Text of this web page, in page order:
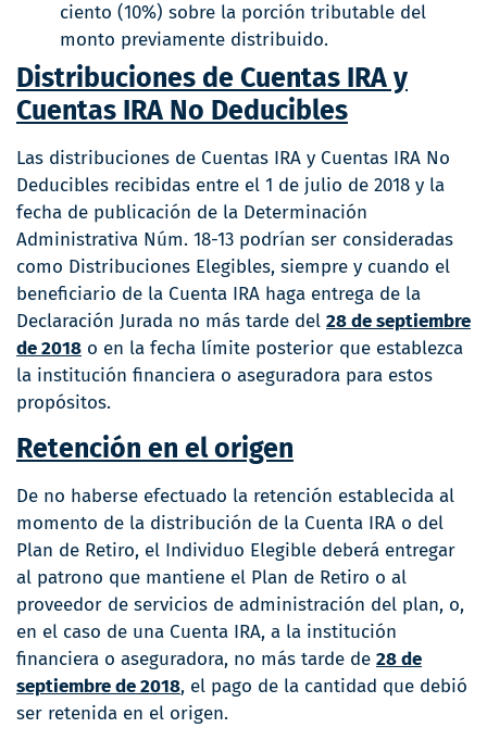
ciento (10%) sobre la porción tributable del
monto previamente distribuido.
Distribuciones de Cuentas IRA y
Cuentas IRA No Deducibles
Las distribuciones de Cuentas IRA y Cuentas IRA No
Deducibles recibidas entre el 1 de julio de 2018 y la
fecha de publicación de la Determinación
Administrativa Núm. 18-13 podrían ser consideradas
como Distribuciones Elegibles, siempre y cuando el
beneficiario de la Cuenta IRA haga entrega de la
Declaración Jurada no más tarde del 28 de septiembre
de 2018 o en la fecha límite posterior que establezca
la institución financiera o aseguradora para estos
propósitos.
Retención en el origen
De no haberse efectuado la retención establecida al
momento de la distribución de la Cuenta IRA o del
Plan de Retiro, el Individuo Elegible deberá entregar
al patrono que mantiene el Plan de Retiro o al
proveedor de servicios de administración del plan, o,
en el caso de una Cuenta IRA, a la institución
financiera o aseguradora, no más tarde de 28 de
septiembre de 2018, el pago de la cantidad que debió
ser retenida en el origen.